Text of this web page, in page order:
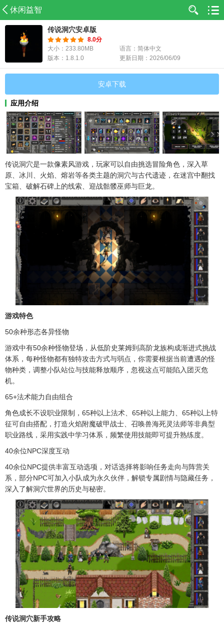
休闲益智
传说洞穴安卓版
8.0分
大小：233.80MB
语言：简体中文
版本：1.8.1.0
更新日期：2026/06/09
安卓下载
应用介绍
传说洞穴是一款像素风游戏，玩家可以自由挑选冒险角色，深入草
原、冰川、火焰、熔岩等各类主题的洞穴与古代遗迹，在迷宫中翻找
宝箱、破解石碑上的线索、迎战骷髅巫师与巨龙。
游戏特色
50余种形态各异怪物
游戏中有50余种怪物登场，从低阶史莱姆到高阶龙族构成渐进式挑战
体系，每种怪物都有独特攻击方式与弱点，你需要根据当前遭遇的怪
物种类，调整小队站位与技能释放顺序，忽视这点可能陷入团灭危
机。
65+法术能力自由组合
角色成长不设职业限制，65种以上法术、65种以上能力、65种以上特
征可自由搭配，打造火焰附魔破甲战士、召唤兽海死灵法师等非典型
职业路线，采用实践中学习体系，频繁使用技能即可提升熟练度。
40余位NPC深度互动
40余位NPC提供丰富互动选项，对话选择将影响任务走向与阵营关
系，部分NPC可加入小队成为永久伙伴，解锁专属剧情与隐藏任务，
深入了解洞穴世界的历史与秘密。
传说洞穴新手攻略